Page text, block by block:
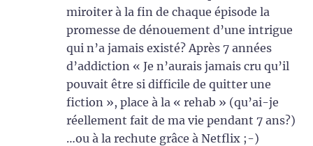
miroiter à la fin de chaque épisode la
promesse de dénouement d’une intrigue
qui n’a jamais existé? Après 7 années
d’addiction « Je n’aurais jamais cru qu’il
pouvait être si difficile de quitter une
fiction », place à la « rehab » (qu’ai-je
réellement fait de ma vie pendant 7 ans?)
…ou à la rechute grâce à Netflix ;-)